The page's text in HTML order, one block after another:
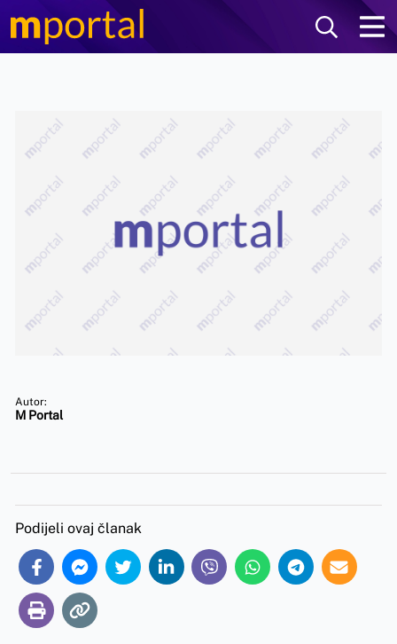
Autor:
M Portal
Podijeli ovaj članak